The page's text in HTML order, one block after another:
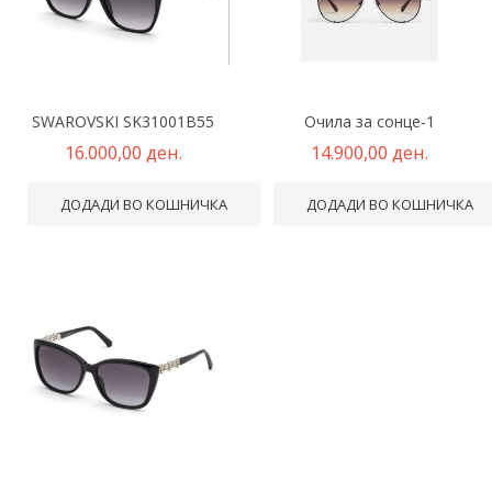
SWAROVSKI SK31001B55
16.000,00 ден.
ДОДАДИ ВО КОШНИЧКА
Очила за сонце-1
14.900,00 ден.
ДОДАДИ ВО КОШНИЧКА